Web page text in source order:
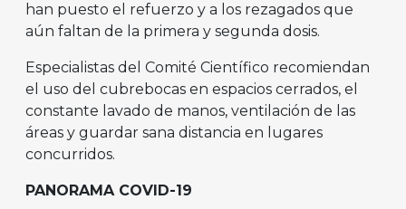
han puesto el refuerzo y a los rezagados que
aún faltan de la primera y segunda dosis.
Especialistas del Comité Científico recomiendan
el uso del cubrebocas en espacios cerrados, el
constante lavado de manos, ventilación de las
áreas y guardar sana distancia en lugares
concurridos.
PANORAMA COVID-19